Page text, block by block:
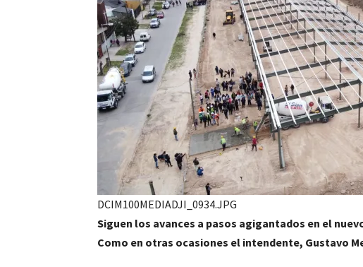
DCIM100MEDIADJI_0934.JPG
Siguen los avances a pasos agigantados en el
Como en otras ocasiones el intendente, Gustavo